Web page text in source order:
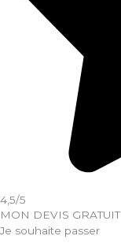
4,5/5
MON DEVIS GRATUIT
Je souhaite passer